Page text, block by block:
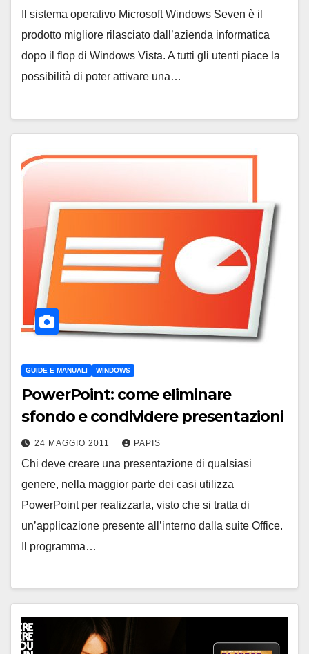
Il sistema operativo Microsoft Windows Seven è il
prodotto migliore rilasciato dall’azienda informatica
dopo il flop di Windows Vista. A tutti gli utenti piace la
possibilità di poter attivare una…
GUIDE E MANUALI WINDOWS
PowerPoint: come eliminare
sfondo e condividere presentazioni
24 MAGGIO 2011 PAPIS
Chi deve creare una presentazione di qualsiasi
genere, nella maggior parte dei casi utilizza
PowerPoint per realizzarla, visto che si tratta di
un’applicazione presente all’interno dalla suite Office.
Il programma…